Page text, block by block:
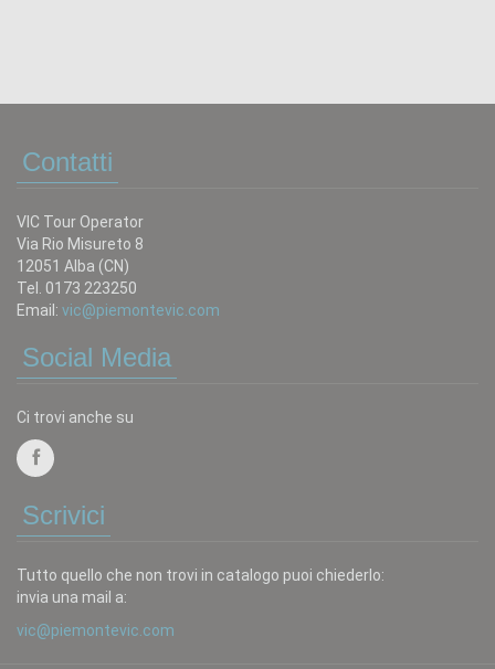
Contatti
VIC Tour Operator
Via Rio Misureto 8
12051 Alba (CN)
Tel. 0173 223250
Email: vic@piemontevic.com
Social Media
Ci trovi anche su
Scrivici
Tutto quello che non trovi in catalogo puoi chiederlo:
invia una mail a:
vic@piemontevic.com